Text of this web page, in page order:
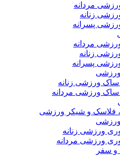
مردانه
زنانه
پسرانه
مردانه
زنانه
پسرانه
ورزشی زنانه
ورزشی مردانه
فلاسک و شیکر ورزشی
ورزشی زنانه
ورزشی مردانه
و سفر